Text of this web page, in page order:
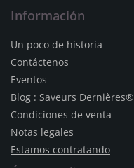
Información
Un poco de historia
Contáctenos
Eventos
Blog : Saveurs Dernières®
Condiciones de venta
Notas legales
Estamos contratando